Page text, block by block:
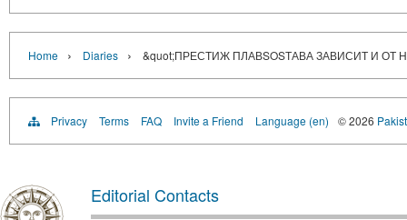
Home › Diaries › &quot;ПРЕСТИЖ ПЛАВSOSТАВА ЗАВИСИТ И ОТ
Privacy Terms FAQ Invite a Friend Language (en) © 2026
Editorial Contacts